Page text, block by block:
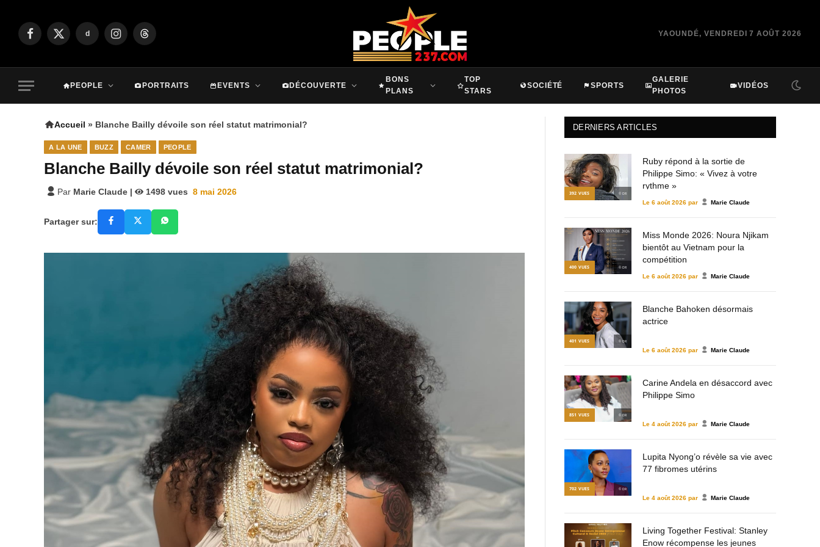
Facebook
X
d
InstagramThreads
YAOUNDÉ, VENDREDI 7 AOÛT 2026
PEOPLE PORTRAITS EVENTS DÉCOUVERTE
BONS
PLANS
TOP
STARS
SOCIÉTÉ SPORTS
GALERIE
PHOTOS
VIDÉOS
Accueil » Blanche Bailly dévoile son réel statut matrimonial?
A LA UNE BUZZ CAMER PEOPLE
Blanche Bailly dévoile son réel statut matrimonial?
Par Marie Claude | 1498 vues 8 mai 2026
Partager sur:
DERNIERS ARTICLES
392 VUES © DR
Ruby répond à la sortie de
Philippe Simo: « Vivez à votre
rythme »
Le 6 août 2026 par Marie Claude
400 VUES © DR
Miss Monde 2026: Noura Njikam
bientôt au Vietnam pour la
compétition
Le 6 août 2026 par Marie Claude
401 VUES © DR
Blanche Bahoken désormais
actrice
Le 6 août 2026 par Marie Claude
851 VUES © DR
Carine Andela en désaccord avec
Philippe Simo
Le 4 août 2026 par Marie Claude
702 VUES © DR
Lupita Nyong’o révèle sa vie avec
77 fibromes utérins
Le 4 août 2026 par Marie Claude
Living Together Festival: Stanley
Enow récompense les jeunes